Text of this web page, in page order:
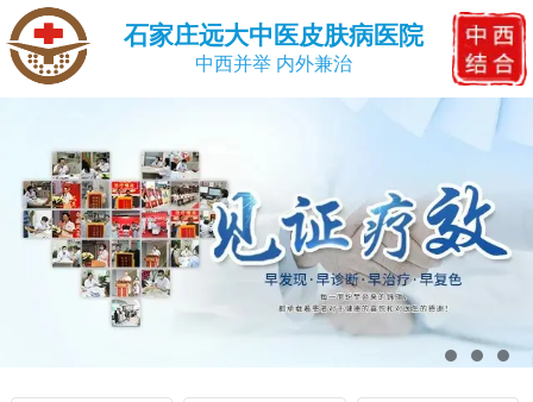
石家庄远大中医皮肤病医院
中西并举 内外兼治